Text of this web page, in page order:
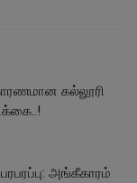
கல்லூரி
அங்கீகாரம்